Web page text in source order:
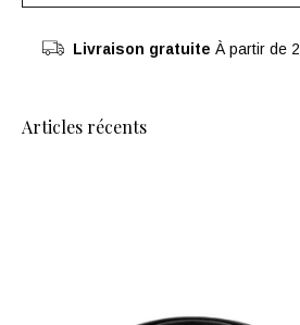
Livraison gratuite À partir de
Articles récents